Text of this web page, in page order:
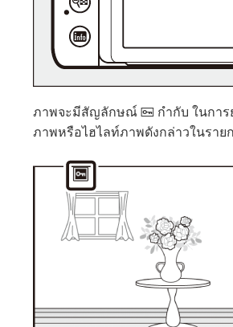
ภาพจะมีสัญลักษณ์ P กำกับ ในกา
ภาพหรือไฮไลท์ภาพดังกล่าวในรา